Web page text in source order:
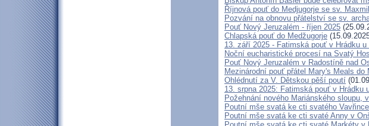
Říjnová pouť do Medjugorje se sv.
Pozvání na obnovu přátelství se sv.
Pouť Nový Jeruzalém - říjen 2025
Chlapská pouť do Medžugorje
13. září 2025 - Fatimská pouť v Hrádku u
Noční eucharistické procesí na Svatý
Pouť Nový Jeruzalém v Radostíně nad
Mezinárodní pouť přátel Mary's Meals
Ohlédnutí za V. Dětskou pěší poutí
13. srpna 2025: Fatimská pouť v Hrádku
Požehnání nového Mariánského
Poutní mše svatá ke cti svatého
Poutní mše svatá ke cti svaté Anny v